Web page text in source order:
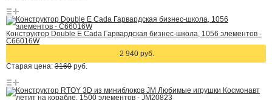
Конструктор Double E Cada Гарвардская бизнес-школа, 1056 элементов -
C66016W
2 940 руб.
Старая цена: 3160 руб.